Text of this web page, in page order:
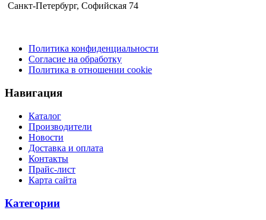
Санкт-Петербург​, Софийская 74
Политика конфиденциальности
Согласие на обработку
Политика в отношении cookie
Навигация
Каталог
Производители
Новости
Доставка и оплата
Контакты
Прайс-лист
Карта сайта
Категории